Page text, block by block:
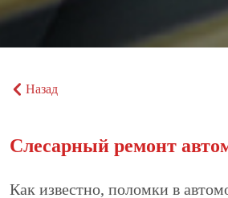
Назад
Слесарный ремонт
Как известно, поломки в